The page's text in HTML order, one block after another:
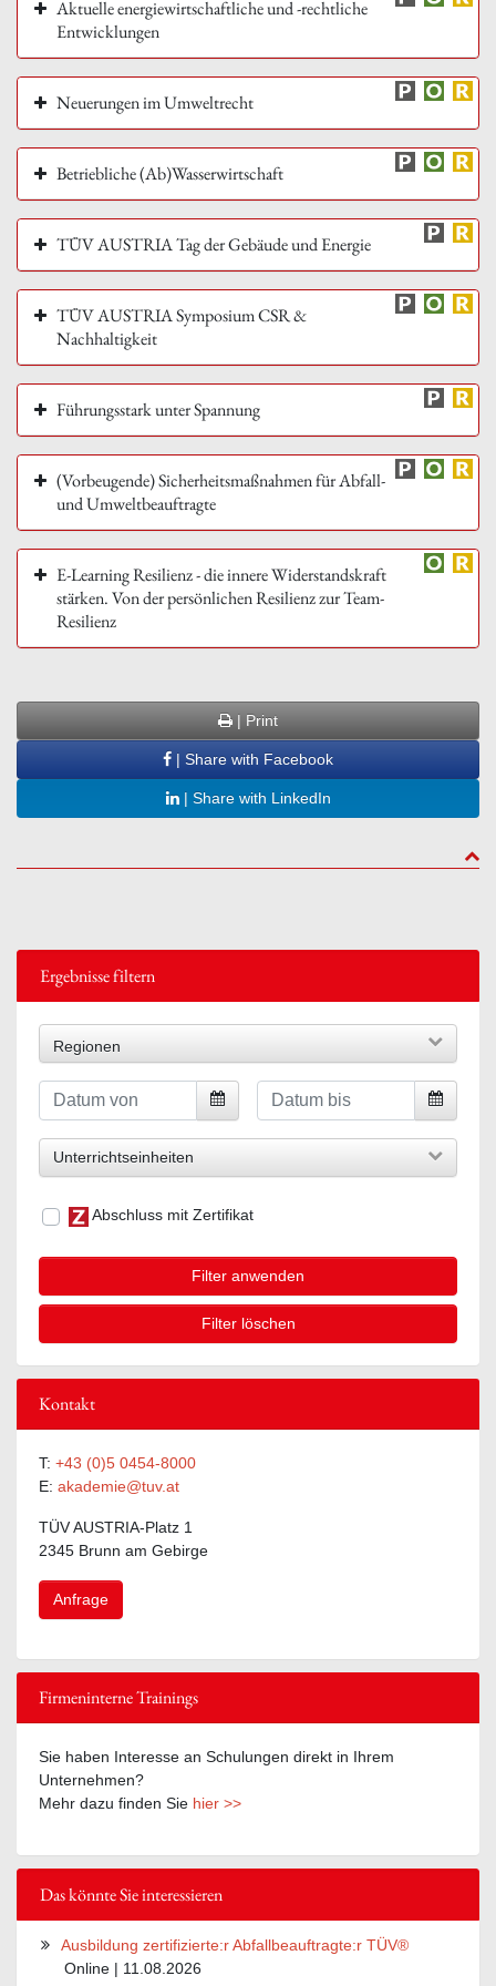
Aktuelle energiewirtschaftliche und -rechtliche
Entwicklungen
Neuerungen im Umweltrecht
Betriebliche (Ab)Wasserwirtschaft
TÜV AUSTRIA Tag der Gebäude und Energie
TÜV AUSTRIA Symposium CSR &
Nachhaltigkeit
Führungsstark unter Spannung
(Vorbeugende) Sicherheitsmaßnahmen für Abfall-
und Umweltbeauftragte
E-Learning Resilienz - die innere Widerstandskraft
stärken. Von der persönlichen Resilienz zur Team-
Resilienz
| Print
| Share with Facebook
| Share with LinkedIn
to
Ergebnisse filtern
Regionen
Unterrichtseinheiten
Abschluss mit Zertifikat
Filter anwenden
Filter löschen
Kontakt
T: +43 (0)5 0454-8000
E: akademie@tuv.at
TÜV AUSTRIA-Platz 1
2345 Brunn am Gebirge
Anfrage
Firmeninterne Trainings
Sie haben Interesse an Schulungen direkt in Ihrem
Unternehmen?
Mehr dazu finden Sie hier >>
Das könnte Sie interessieren
Ausbildung zertifizierte:r Abfallbeauftragte:r TÜV®
Online | 11.08.2026